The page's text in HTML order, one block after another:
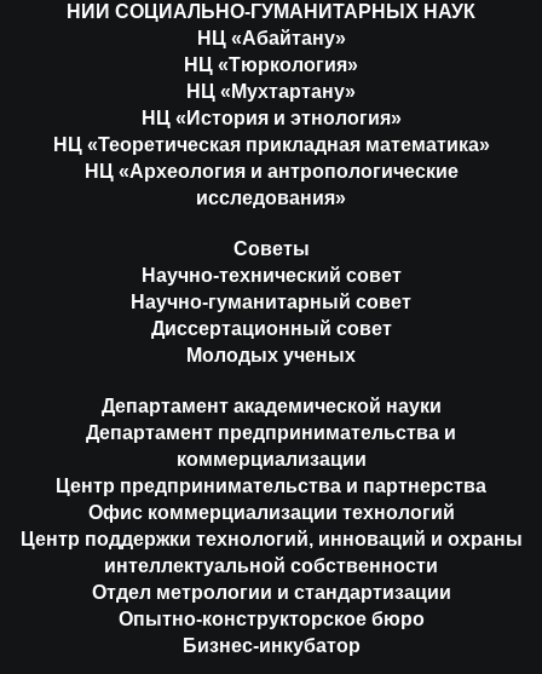
НИИ СОЦИАЛЬНО-ГУМАНИТАРНЫХ НАУК
НЦ «Абайтану»
НЦ «Тюркология»
НЦ «Мухтартану»
НЦ «История и этнология»
НЦ «Теоретическая прикладная математика»
НЦ «Археология и антропологические
исследования»
Советы
Научно-технический совет
Научно-гуманитарный совет
Диссертационный совет
Молодых ученых
Департамент академической науки
Департамент предпринимательства и
коммерциализации
Центр предпринимательства и партнерства
Офис коммерциализации технологий
Центр поддержки технологий, инноваций и охраны
интеллектуальной собственности
Отдел метрологии и стандартизации
Опытно-конструкторское бюро
Бизнес-инкубатор